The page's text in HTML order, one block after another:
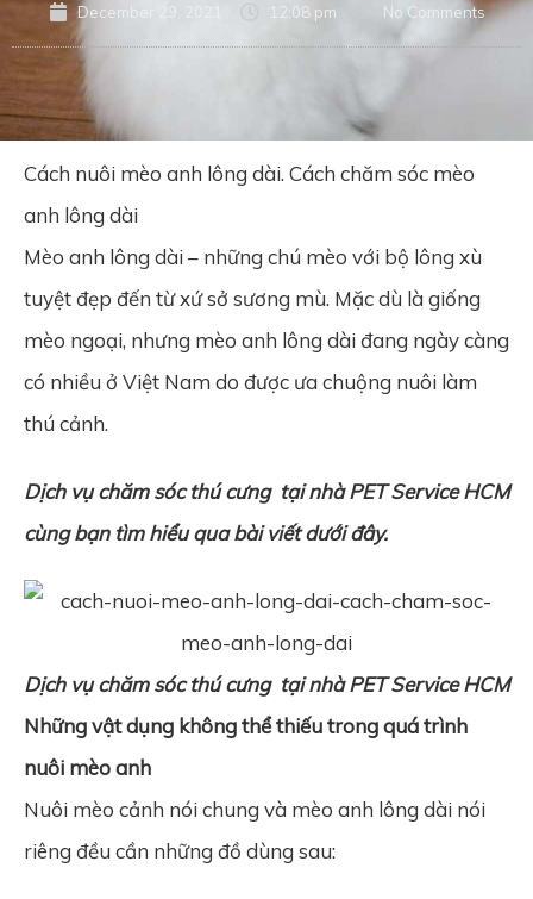
December 29, 2021
12:08 pm No Comments
Cách nuôi mèo anh lông dài. Cách chăm sóc mèo
anh lông dài
Mèo anh lông dài – những chú mèo với bộ lông xù
tuyệt đẹp đến từ xứ sở sương mù. Mặc dù là giống
mèo ngoại, nhưng mèo anh lông dài đang ngày càng
có nhiều ở Việt Nam do được ưa chuộng nuôi làm
thú cảnh.
Dịch vụ chăm sóc thú cưng tại nhà PET Service HCM
cùng bạn tìm hiểu qua bài viết dưới đây.
Dịch vụ chăm sóc thú cưng tại nhà PET Service HCM
Những vật dụng không thể thiếu trong quá trình
nuôi mèo anh
Nuôi mèo cảnh nói chung và mèo anh lông dài nói
riêng đều cần những đồ dùng sau: